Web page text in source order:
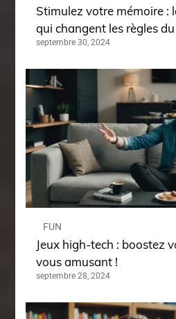
Stimulez votre mémoire :
qui changent les règles
septembre 30, 2024
FUN
Jeux high-tech : boostez
vous amusant !
septembre 28, 2024